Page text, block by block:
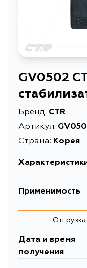
GV0502
Бренд: CTR
Артикул:
Страна: Корея
EAN-13
Длина упаковки,
Масса, кг
Применимость
Toyota
Кузов
NDE120, ZZE120L,
Дата и время
получения